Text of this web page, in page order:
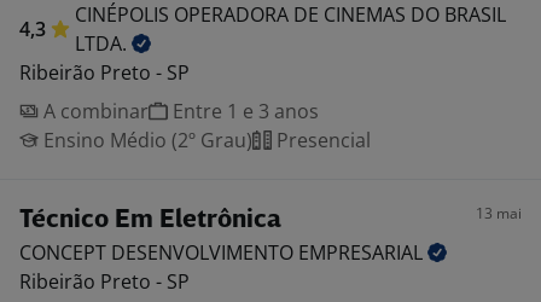
4,3
CINÉPOLIS OPERADORA DE CINEMAS DO BRASIL
LTDA.
Ribeirão Preto - SP
A combinar
Entre 1 e 3 anos
Ensino Médio (2º Grau)
Presencial
Técnico Em Eletrônica 13 mai
CONCEPT DESENVOLVIMENTO EMPRESARIAL
Ribeirão Preto - SP